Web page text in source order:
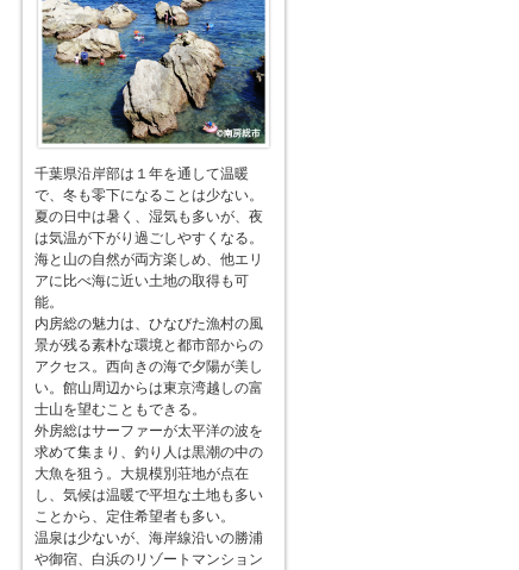
千葉県沿岸部は１年を通して温暖
で、冬も零下になることは少ない。
夏の日中は暑く、湿気も多いが、夜
は気温が下がり過ごしやすくなる。
海と山の自然が両方楽しめ、他エリ
アに比べ海に近い土地の取得も可
能。
内房総の魅力は、ひなびた漁村の風
景が残る素朴な環境と都市部からの
アクセス。西向きの海で夕陽が美し
い。館山周辺からは東京湾越しの富
士山を望むこともできる。
外房総はサーファーが太平洋の波を
求めて集まり、釣り人は黒潮の中の
大魚を狙う。大規模別荘地が点在
し、気候は温暖で平坦な土地も多い
ことから、定住希望者も多い。
温泉は少ないが、海岸線沿いの勝浦
や御宿、白浜のリゾートマンション